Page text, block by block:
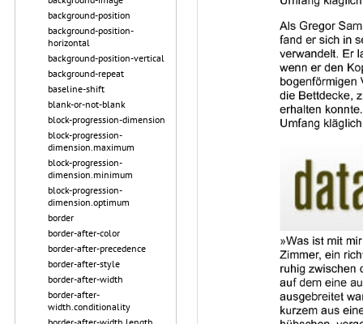
background-position
background-position-
horizontal
background-position-vertical
background-repeat
baseline-shift
blank-or-not-blank
block-progression-dimension
block-progression-
dimension.maximum
block-progression-
dimension.minimum
block-progression-
dimension.optimum
border
border-after-color
border-after-precedence
border-after-style
border-after-width
border-after-
width.conditionality